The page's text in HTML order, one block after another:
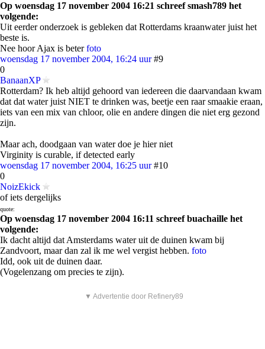
Op woensdag 17 november 2004 16:21 schreef smash789 het
volgende:
Uit eerder onderzoek is gebleken dat Rotterdams kraanwater juist het
beste is.
Nee hoor Ajax is beterfoto
woensdag 17 november 2004, 16:24 uur #9
0
BanaanXP
Rotterdam? Ik heb altijd gehoord van iedereen die daarvandaan kwam
dat dat water juist NIET te drinken was, beetje een raar smaakie eraan,
iets van een mix van chloor, olie en andere dingen die niet erg gezond
zijn.
Maar ach, doodgaan van water doe je hier niet
Virginity is curable, if detected early
woensdag 17 november 2004, 16:25 uur #10
0
NoizEkick
of iets dergelijks
quote:
Op woensdag 17 november 2004 16:11 schreef buachaille het
volgende:
Ik dacht altijd dat Amsterdams water uit de duinen kwam bij
Zandvoort, maar dan zal ik me wel vergist hebben. foto
Idd, ook uit de duinen daar.
(Vogelenzang om precies te zijn).
▼ Advertentie door Refinery89